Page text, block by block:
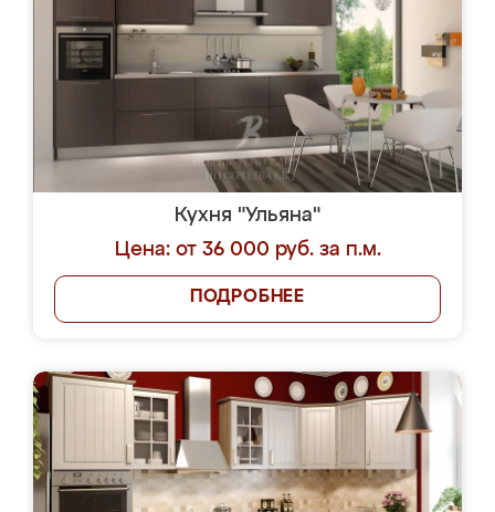
Кухня "Ульяна"
Цена: от 36 000 руб. за п.м.
ПОДРОБНЕЕ